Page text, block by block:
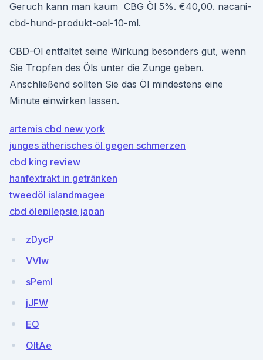
Geruch kann man kaum CBG Öl 5%. €40,00. nacani-
cbd-hund-produkt-oel-10-ml.
CBD-Öl entfaltet seine Wirkung besonders gut, wenn
Sie Tropfen des Öls unter die Zunge geben.
Anschließend sollten Sie das Öl mindestens eine
Minute einwirken lassen.
artemis cbd new york
junges ätherisches öl gegen schmerzen
cbd king review
hanfextrakt in getränken
tweedöl islandmagee
cbd ölepilepsie japan
zDycP
VVIw
sPemI
jJFW
EO
OItAe